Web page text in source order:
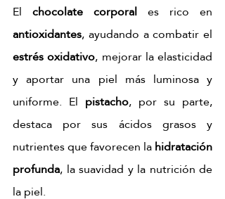
El chocolate corporal
antioxidantes
estrés oxidativo, mejorar la elasticidad
y aportar una piel más luminosa y
uniforme. El pistacho, por su parte,
destaca por sus ácidos grasos y
nutrientes que favorecen la hidratación
profunda, la suavidad y la nutrición de
la piel.